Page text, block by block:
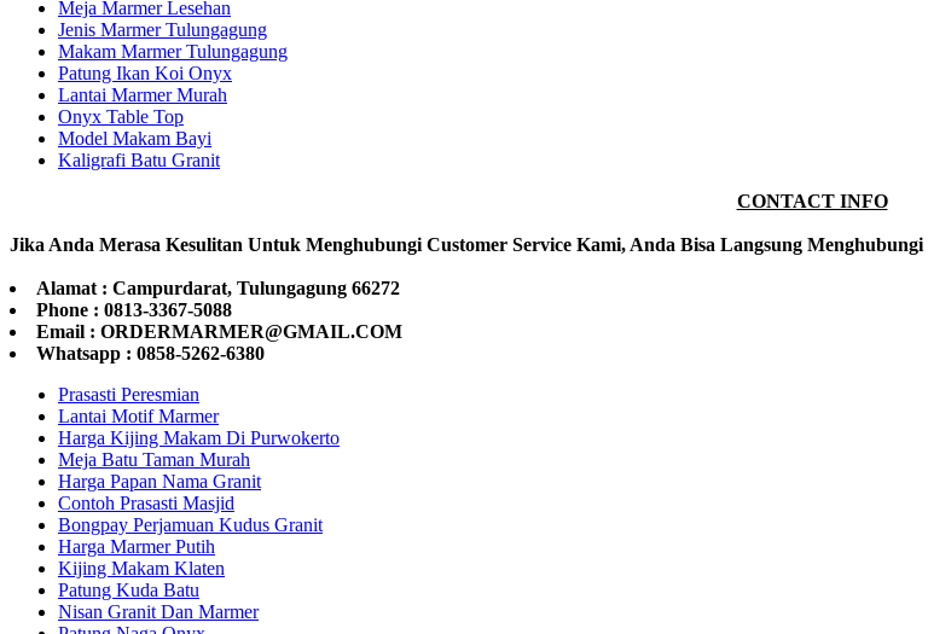
Meja Marmer Lesehan
Jenis Marmer Tulungagung
Makam Marmer Tulungagung
Patung Ikan Koi Onyx
Lantai Marmer Murah
Onyx Table Top
Model Makam Bayi
Kaligrafi Batu Granit
CONTACT INFO
Jika Anda Merasa Kesulitan Untuk Menghubungi Customer Service Kami, Anda Bisa Langsung
Alamat : Campurdarat, Tulungagung 66272
Phone : 0813-3367-5088
Email : ORDERMARMER@GMAIL.COM
Whatsapp : 0858-5262-6380
Prasasti Peresmian
Lantai Motif Marmer
Harga Kijing Makam Di Purwokerto
Meja Batu Taman Murah
Harga Papan Nama Granit
Contoh Prasasti Masjid
Bongpay Perjamuan Kudus Granit
Harga Marmer Putih
Kijing Makam Klaten
Patung Kuda Batu
Nisan Granit Dan Marmer